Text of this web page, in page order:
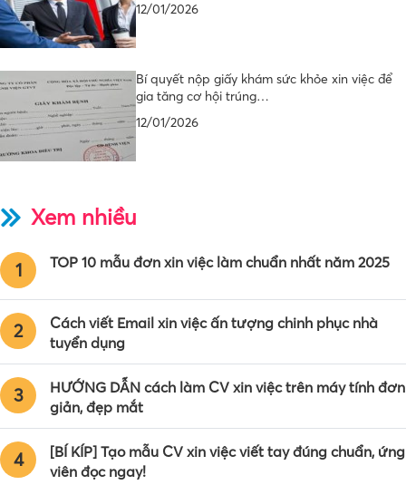
12/01/2026
Bí quyết nộp giấy khám sức khỏe xin việc để
gia tăng cơ hội trúng…
12/01/2026
Xem nhiều
1 TOP 10 mẫu đơn xin việc làm chuẩn nhất năm 2025
2
Cách viết Email xin việc ấn tượng chinh phục nhà
tuyển dụng
3
HƯỚNG DẪN cách làm CV xin việc trên máy tính đơn
giản, đẹp mắt
4
[BÍ KÍP] Tạo mẫu CV xin việc viết tay đúng chuẩn, ứng
viên đọc ngay!